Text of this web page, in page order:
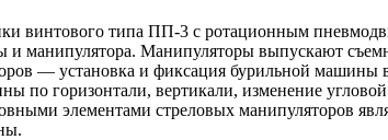
винтового типа ПП-3 с ротационным
и манипулятора. Манипуляторы выпускают
— установка и фиксация бурильной машины
горизонтали, вертикали, изменение
элементами стреловых манипуляторов